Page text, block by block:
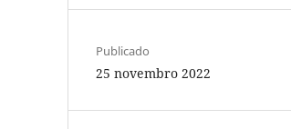
Publicado
25 novembro 2022